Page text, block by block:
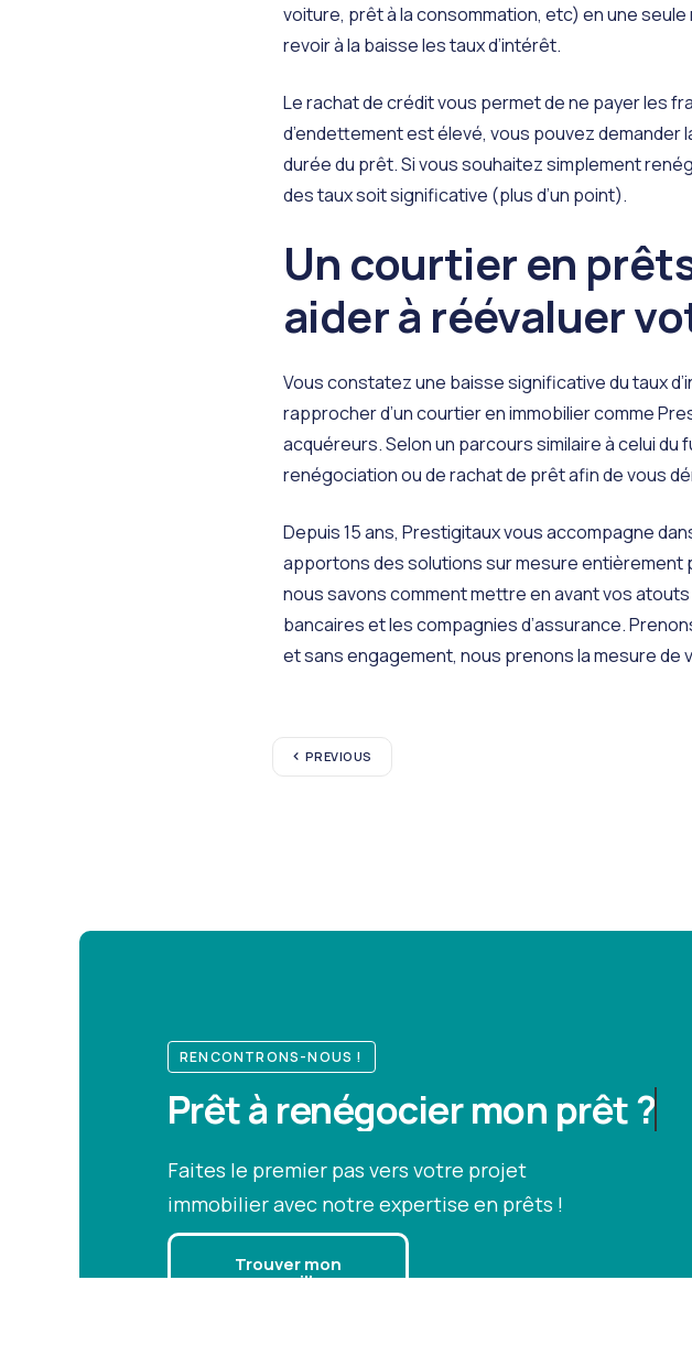
voiture, prêt à la consommation, etc) en une
revoir à la baisse les taux d’intérêt.
Le rachat de crédit vous permet de ne payer les
d’endettement est élevé, vous pouvez demander
durée du prêt. Si vous souhaitez simplement
des taux soit significative (plus d’un point).
Un courtier en
aider à réévaluer
Vous constatez une baisse significative du taux
rapprocher d’un courtier en immobilier comme
acquéreurs. Selon un parcours similaire à celui
renégociation ou de rachat de prêt afin de vous
Depuis 15 ans, Prestigitaux vous accompagne
apportons des solutions sur mesure entièrement
nous savons comment mettre en avant vos
bancaires et les compagnies d’assurance.
et sans engagement, nous prenons la mesure de
PREVIOUS
RENCONTRONS-NOUS !
Prêt à renégocier mon prêt ?
assurer mon prêt ?
Faites le premier pas vers votre projet
immobilier avec notre expertise en prêts !
Trouver mon
conseiller